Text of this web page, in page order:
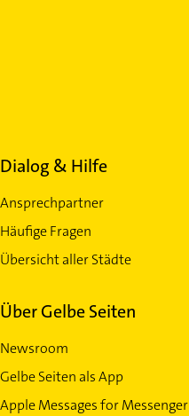
Dialog & Hilfe
Ansprechpartner
Häufige Fragen
Übersicht aller Städte
Über Gelbe Seiten
Newsroom
Gelbe Seiten als App
Apple Messages for Messenger